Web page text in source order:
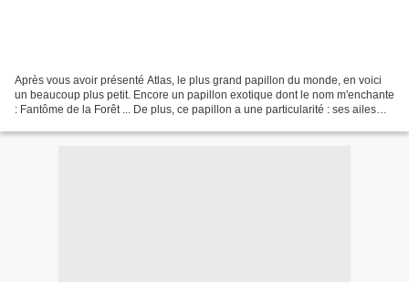
Après vous avoir présenté Atlas, le plus grand papillon du monde, en voici
un beaucoup plus petit. Encore un papillon exotique dont le nom m'enchante
: Fantôme de la Forêt ... De plus, ce papillon a une particularité : ses ailes